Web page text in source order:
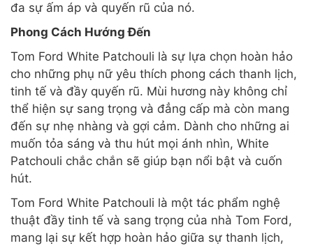
đa sự ấm áp và quyến rũ của nó.
Phong Cách Hướng Đến
Tom Ford White Patchouli là sự lựa chọn hoàn hảo
cho những phụ nữ yêu thích phong cách thanh lịch,
tinh tế và đầy quyến rũ. Mùi hương này không chỉ
thể hiện sự sang trọng và đẳng cấp mà còn mang
đến sự nhẹ nhàng và gợi cảm. Dành cho những ai
muốn tỏa sáng và thu hút mọi ánh nhìn, White
Patchouli chắc chắn sẽ giúp bạn nổi bật và cuốn
hút.
Tom Ford White Patchouli là một tác phẩm nghệ
thuật đầy tinh tế và sang trọng của nhà Tom Ford,
mang lại sự kết hợp hoàn hảo giữa sự thanh lịch,